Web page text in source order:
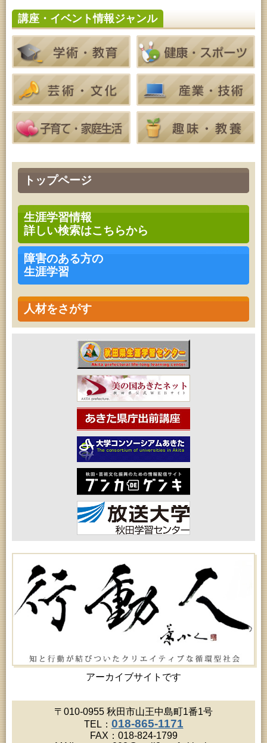
トップページ
生涯学習情報
詳しい検索はこちらから
障害のある方の
生涯学習
人材をさがす
アーカイブサイトです
特別展「超写実 ホキ美術館名品展」
2026年08月06日 (秋田市)
高齢者教育「しおかぜ大学」
2026年08月06日 (秋田市)
家庭教育「わくわく家族講座」
2026年08月06日 (秋田市)
青少年教育「親子チャレンジ体験活動推進事業『料
理教室』」
2026年08月06日 (秋田市)
青少年教育 「THE KAGAKU」
2026年08月06日 (秋田市)
家庭教育「中央家庭教育学級」
2026年08月07日 (秋田市)
アートでツリー＆ネックレスを作ってみよう』」
2026年08月07日 (秋田市)
青少年教育「点字体験教室」
高齢者教育「南星大学」
2026年08月08日 (秋田市)
青少年・家庭・成人教育「不思議アートのぞき箱ワ
ークショップ」
2026年08月08日 (秋田市)
乳幼児・青少年教育「朝のこどもとしょかんタイ
ム」
2026年08月08日 (秋田市)
乳幼児教育「フォンテ文庫のおはなし会」
2026年08月08日 (秋田市)
乳幼児教育・青少年教育「おりがみの会」
2026年08月08日 (秋田市)
乳幼児教育「おはなしの会」
2026年08月09日 (秋田市)
青少年・家庭・成人教育「不思議アートのぞき箱ワ
ークショップ」
2026年08月11日 (秋田市)
令和8年度 椎名雄一郎オルガンレクチャーコンサー
2026年08月14日 (秋田市)
成人教育「古文書解読講座」
2026年08月15日 (秋田市)
乳幼児教育「パンダのえほん修理屋さん」
2026年08月15日 (秋田市)
乳幼児教育・青少年教育「おはなしの会」
2026年08月15日 (秋田市)
乳幼児教育「作ってあそぼう工作会『レインボース
ティック』を作ろう！」
2026年08月17日 (秋田市)
女性教育「ミセスセミナー大住」
2026年08月17日 (秋田市)
高齢者教育「茨島七丁目地区高齢者学級」
2026年08月17日 (秋田市)
家庭教育「わくわく家族講座」
2026年08月18日 (秋田市)
高齢者教育「秋田おもと高齢者大学」
2026年08月18日 (秋田市)
高齢者教育「泉地区高齢者学級」
2026年08月18日 (秋田市)
女性教育「保戸野女性学級」
2026年08月18日 (秋田市)
乳幼児・青少年教育「おはなしの会」
2026年08月19日 (秋田市)
2026年08月19日 (秋田市)
高齢者教育「北部高齢者大学」
2026年08月19日 (秋田市)
成人教育「市民大学講座『佐竹史料館展示資料から
らいあ」2026年7月イベントのお知らせ
2026年07月11日令和8年度 あきた芸術劇場「ミ
ルハス」2026年7月のイベントスケジュールのお知
らせ
2026年07月10日令和8年度 株式会社パソナ「キ
ャリアコンサルタント相談」のお知らせ
2026年07月10日令和8年度 株式会社パソナ「キ
ャリア形成リスキリング支援センター」紹介のお知
らせ
講座・イベント情報ジャンル
〒010-0955 秋田市山王中島町1番1号
TEL： 018-865-1171
FAX：018-824-1799